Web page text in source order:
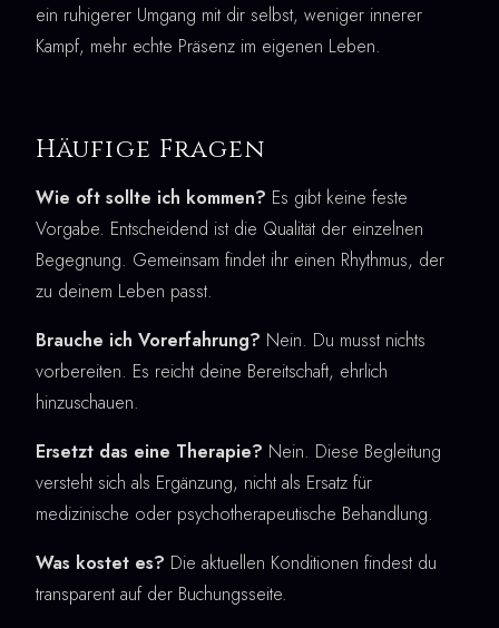
ein ruhigerer Umgang mit dir selbst, weniger innerer
Kampf, mehr echte Präsenz im eigenen Leben.
Häufige Fragen
Wie oft sollte ich kommen? Es gibt keine feste
Vorgabe. Entscheidend ist die Qualität der einzelnen
Begegnung. Gemeinsam findet ihr einen Rhythmus, der
zu deinem Leben passt.
Brauche ich Vorerfahrung? Nein. Du musst nichts
vorbereiten. Es reicht deine Bereitschaft, ehrlich
hinzuschauen.
Ersetzt das eine Therapie? Nein. Diese Begleitung
versteht sich als Ergänzung, nicht als Ersatz für
medizinische oder psychotherapeutische Behandlung.
Was kostet es? Die aktuellen Konditionen findest du
transparent auf der Buchungsseite.